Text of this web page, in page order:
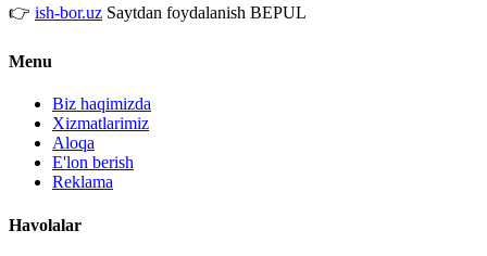
👉 ish-bor.uz Saytdan foydalanish BEPUL
Menu
Biz haqimizda
Xizmatlarimiz
Aloqa
E'lon berish
Reklama
Havolalar